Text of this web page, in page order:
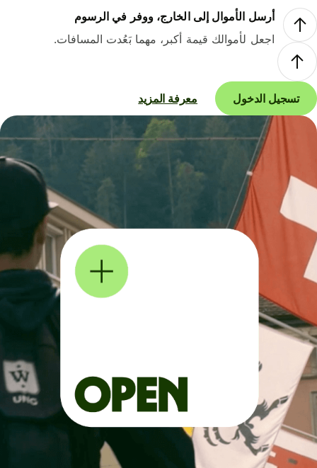
أرسل الأموال إلى الخارج، ووفر في الرسوم
اجعل لأموالك قيمة أكبر، مهما بَعُدت المسافات.
تسجيل الدخول معرفة المزيد